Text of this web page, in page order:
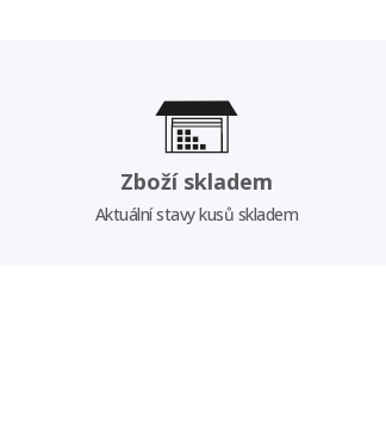
Zboží skladem
Aktuální stavy kusů skladem